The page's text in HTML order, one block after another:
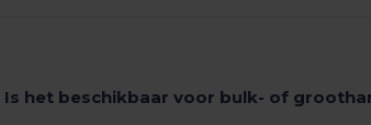
Is het beschikbaar voor bulk- of